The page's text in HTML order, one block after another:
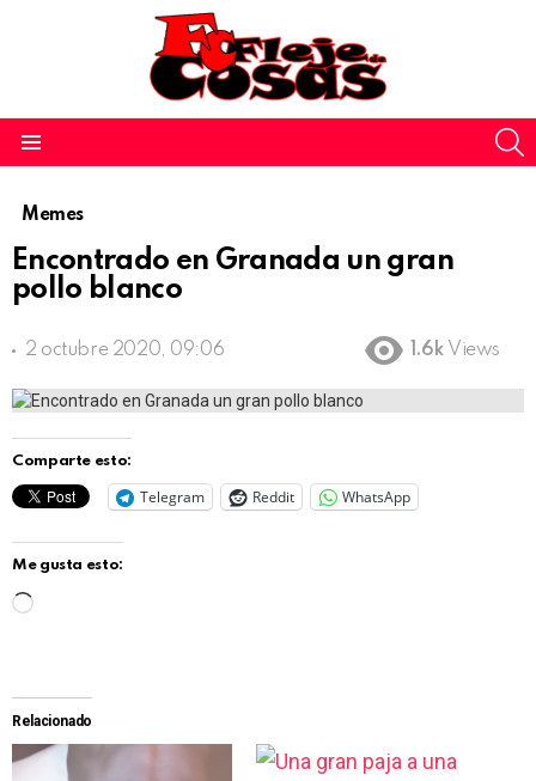
Memes
Encontrado en Granada un gran
pollo blanco
2 octubre 2020, 09:06 1.6k Views
Comparte esto:
Telegram Reddit WhatsApp
Me gusta esto:
g
a
Relacionado